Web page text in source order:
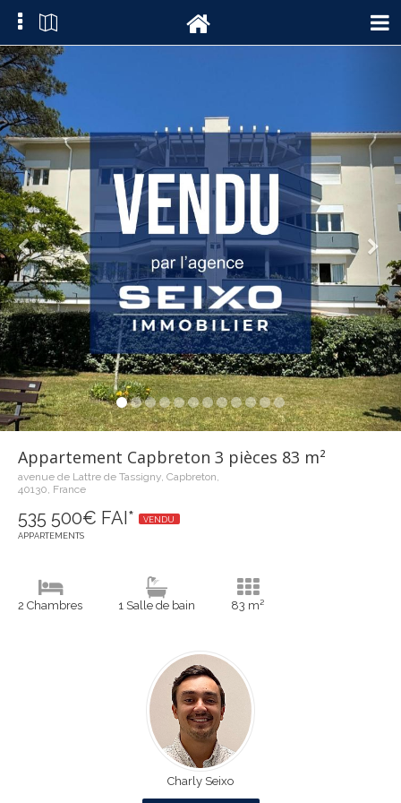
Appartement Capbreton 3 pièces 83 m²
avenue de Lattre de Tassigny, Capbreton,
40130, France
535 500€ FAI*
VENDU
APPARTEMENTS
2 Chambres 1 Salle de bain 83 m²
Charly Seixo